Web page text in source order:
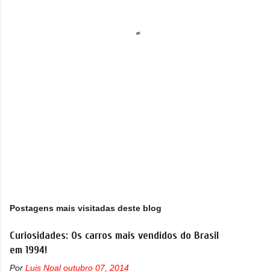
Postagens mais visitadas deste blog
Curiosidades: Os carros mais vendidos do Brasil
em 1994!
Por Luis Noal outubro 07, 2014